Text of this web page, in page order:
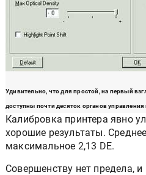
Удивительно, что для простой, на первый
доступны почти десяток органов
Калибровка принтера явно
хорошие результаты.
максимальное 2,13 DЕ.
Совершенству нет предела,